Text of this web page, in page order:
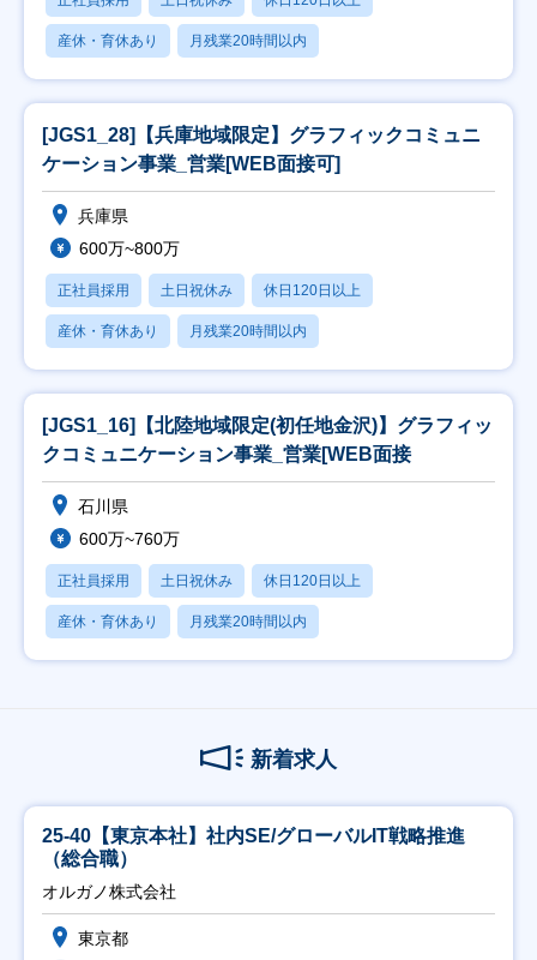
産休・育休あり 月残業20時間以内
[JGS1_28]【兵庫地域限定】グラフィックコミュニ
ケーション事業_営業[WEB面接可]
兵庫県
600万~800万
正社員採用 土日祝休み 休日120日以上
産休・育休あり 月残業20時間以内
[JGS1_16]【北陸地域限定(初任地金沢)】グラフィッ
クコミュニケーション事業_営業[WEB面接
石川県
600万~760万
正社員採用 土日祝休み 休日120日以上
産休・育休あり 月残業20時間以内
新着求人
25-40【東京本社】社内SE/グローバルIT戦略推進
（総合職）
オルガノ株式会社
東京都